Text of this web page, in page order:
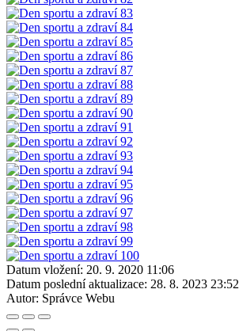
Datum vložení: 20. 9. 2020 11:06
Datum poslední aktualizace: 28. 8. 2023 23:52
Autor: Správce Webu